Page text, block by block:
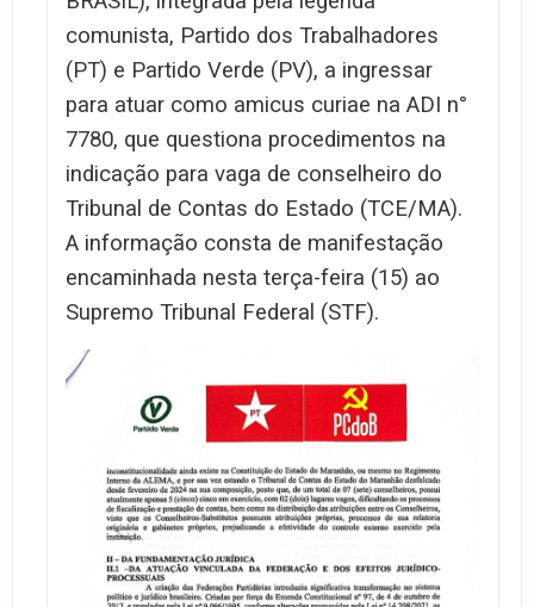
comunista, Partido dos Trabalhadores
(PT) e Partido Verde (PV), a ingressar
para atuar como amicus curiae na ADI n°
7780, que questiona procedimentos na
indicação para vaga de conselheiro do
Tribunal de Contas do Estado (TCE/MA).
A informação consta de manifestação
encaminhada nesta terça-feira (15) ao
Supremo Tribunal Federal (STF).